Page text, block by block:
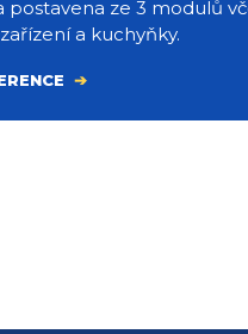
postavena ze 3 modulů
a kuchyňky.